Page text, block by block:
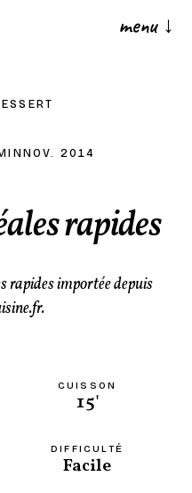
menu ↓
NOV. 2014
rapides
rapides importée depuis
CUISSON
15'
DIFFICULTÉ
Facile